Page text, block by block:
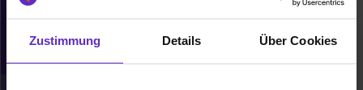
Zustimmung Details Über Cookies
Du möchtest neue Stellen automatisch